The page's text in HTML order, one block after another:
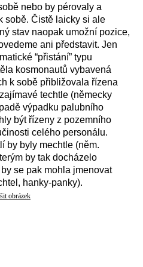
nebo by pérovaly a
sobě. Čistě laicky si ale
stav naopak umožní pozice,
ani představit. Jen
“přistání” typu
kosmonautů vybavená
k sobě přibližovala řízena
techtle (německy
výpadku palubního
být řízeny z pozemního
celého personálu.
by byly mechtle (něm.
by tak docházelo
se pak mohla jmenovat
hanky-panky).
obrázek